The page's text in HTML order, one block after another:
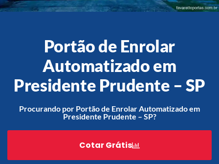
Acessórios
Automatização
Portão de Garagem de
Enrolar em Teresópolis – RJ
Enrolar em São Pedro da
Portão de Enrolar
Automatizado em
Presidente Prudente – SP
Procurando por Portão de Enrolar Automatizado em
Presidente Prudente – SP?
Cotar Grátis